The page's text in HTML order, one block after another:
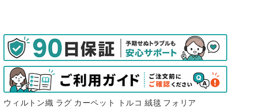
ウィルトン織 ラグ カーペット トルコ 絨毯 フォリア